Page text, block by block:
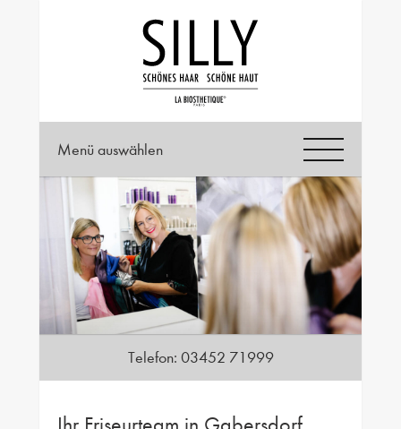
Menü auswählen
Telefon: 03452 71999